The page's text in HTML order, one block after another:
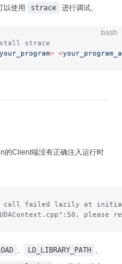
以使用 strace 进行调试。
bash
strace
your_program> <
的Client端没有正确注入运行时
call failed lazily at
please
、 LD_LIBRARY_PATH 、